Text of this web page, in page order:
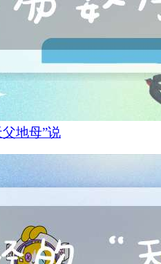
父地母”说